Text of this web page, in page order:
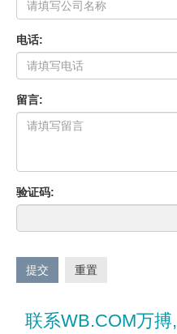
电话:
留言:
验证码:
提交 重置
联系WB.COM万搏,